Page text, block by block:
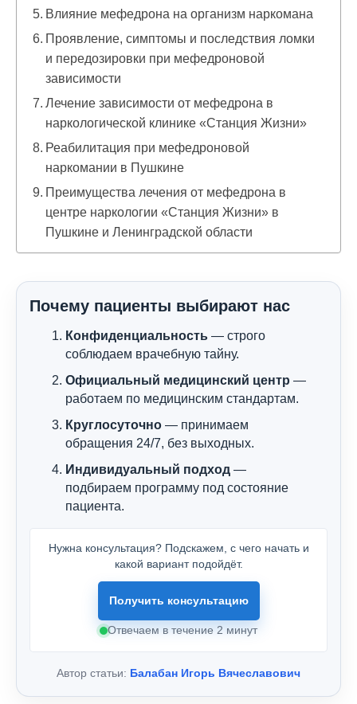
Влияние мефедрона на организм наркомана
Проявление, симптомы и последствия ломки
и передозировки при мефедроновой
зависимости
Лечение зависимости от мефедрона в
наркологической клинике «Станция Жизни»
Реабилитация при мефедроновой
наркомании в Пушкине
Преимущества лечения от мефедрона в
центре наркологии «Станция Жизни» в
Пушкине и Ленинградской области
Почему пациенты выбирают нас
Конфиденциальность — строго
соблюдаем врачебную тайну.
Официальный медицинский центр —
работаем по медицинским стандартам.
Круглосуточно — принимаем
обращения 24/7, без выходных.
Индивидуальный подход —
подбираем программу под состояние
пациента.
Нужна консультация? Подскажем, с чего начать и
какой вариант подойдёт.
Получить консультацию
Отвечаем в течение 2 минут
Автор статьи: Балабан Игорь Вячеславович